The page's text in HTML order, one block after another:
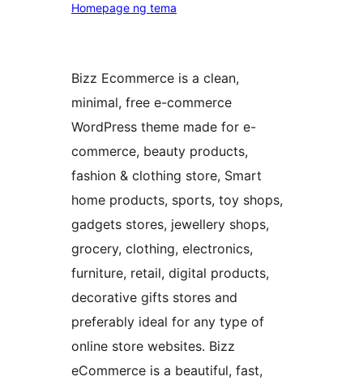
Homepage ng tema
Bizz Ecommerce is a clean,
minimal, free e-commerce
WordPress theme made for e-
commerce, beauty products,
fashion & clothing store, Smart
home products, sports, toy shops,
gadgets stores, jewellery shops,
grocery, clothing, electronics,
furniture, retail, digital products,
decorative gifts stores and
preferably ideal for any type of
online store websites. Bizz
eCommerce is a beautiful, fast,